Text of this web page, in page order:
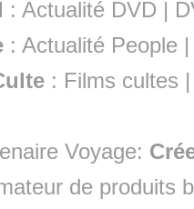
: Actualité DVD |
:Actualité People
: Films cultes
Voyage:
de produits